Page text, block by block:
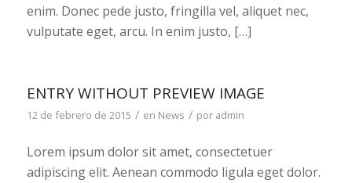
enim. Donec pede justo, fringilla vel, aliquet nec,
vulputate eget, arcu. In enim justo, […]
ENTRY WITHOUT PREVIEW IMAGE
12 de febrero de 2015 / en News / por admin
Lorem ipsum dolor sit amet, consectetuer
adipiscing elit. Aenean commodo ligula eget dolor.